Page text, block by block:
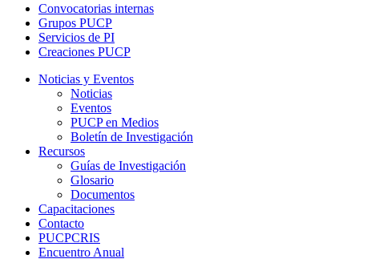
Convocatorias internas
Grupos PUCP
Servicios de PI
Creaciones PUCP
Noticias y Eventos
Noticias
Eventos
PUCP en Medios
Boletín de Investigación
Recursos
Guías de Investigación
Glosario
Documentos
Capacitaciones
Contacto
PUCPCRIS
Encuentro Anual